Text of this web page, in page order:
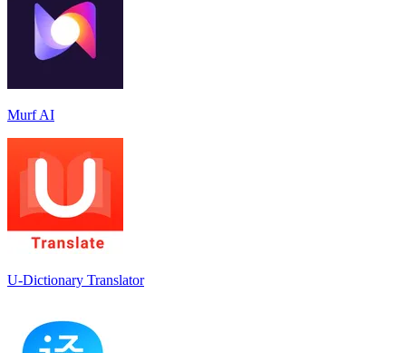
Murf AI
U-Dictionary Translator